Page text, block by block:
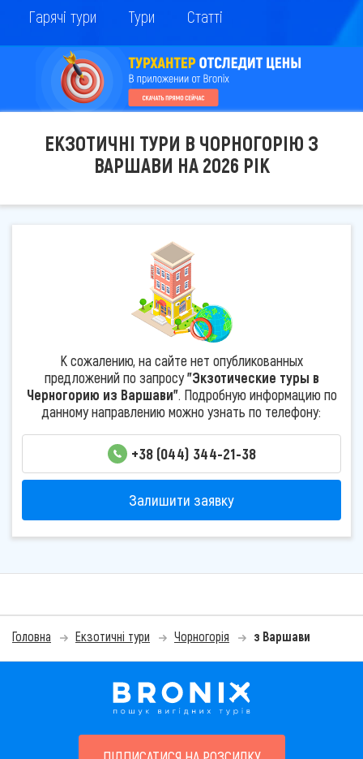
Гарячі тури Тури Статті
ЕКЗОТИЧНІ ТУРИ В ЧОРНОГОРІЮ З
ВАРШАВИ НА 2026 РІК
К сожалению, на сайте нет опубликованных
предложений по запросу"Экзотические туры в
Черногорию из Варшави". Подробную информацию по
данному направлению можно узнать по телефону:
+38 (044) 344-21-38
Залишити заявку
Головна Екзотичні тури Чорногорія з Варшави